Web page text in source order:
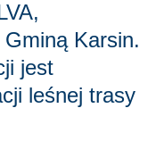
Karsin.
jest
leśnej trasy